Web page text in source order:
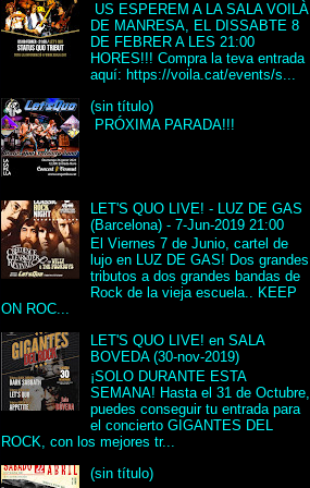
US ESPEREM A LA SALA VOILÀ
DE MANRESA, EL DISSABTE 8
DE FEBRER A LES 21:00
HORES!!! Compra la teva entrada
aquí: https://voila.cat/events/s...
(sin título)
PRÓXIMA PARADA!!!
LET'S QUO LIVE! - LUZ DE GAS
(Barcelona) - 7-Jun-2019 21:00
El Viernes 7 de Junio, cartel de
lujo en LUZ DE GAS! Dos grandes
tributos a dos grandes bandas de
Rock de la vieja escuela.. KEEP
ON ROC...
LET'S QUO LIVE! en SALA
BOVEDA (30-nov-2019)
¡SOLO DURANTE ESTA
SEMANA! Hasta el 31 de Octubre,
puedes conseguir tu entrada para
el concierto GIGANTES DEL
ROCK, con los mejores tr...
(sin título)